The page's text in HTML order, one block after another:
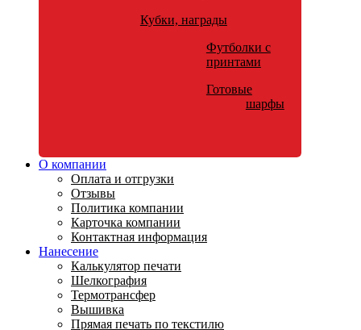
Кубки, награды
Футболки с
принтами
Готовые
шарфы
О компании
Оплата и отгрузки
Отзывы
Политика компании
Карточка компании
Контактная информация
Нанесение
Калькулятор печати
Шелкография
Термотрансфер
Вышивка
Прямая печать по текстилю